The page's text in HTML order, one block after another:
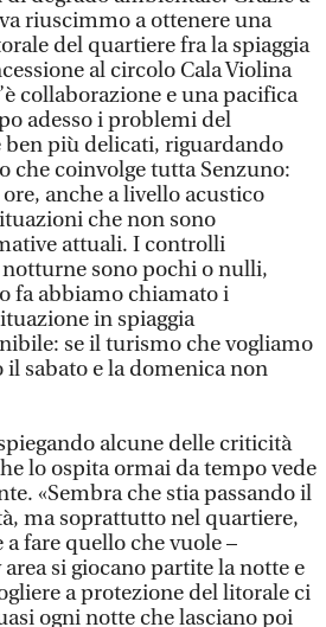
riuscimmo a ottenere una
del quartiere fra la spiaggia
al circolo Cala Violina
collaborazione e una pacifica
adesso i problemi del
ben più delicati, riguardando
che coinvolge tutta Senzuno:
anche a livello acustico
che non sono
attuali. I controlli
sono pochi o nulli,
fa abbiamo chiamato i
in spiaggia
se il turismo che vogliamo
il sabato e la domenica non
alcune delle criticità
lo ospita ormai da tempo vede
«Sembra che stia passando il
ma soprattutto nel quartiere,
fare quello che vuole –
si giocano partite la notte e
a protezione del litorale ci
ogni notte che lasciano poi